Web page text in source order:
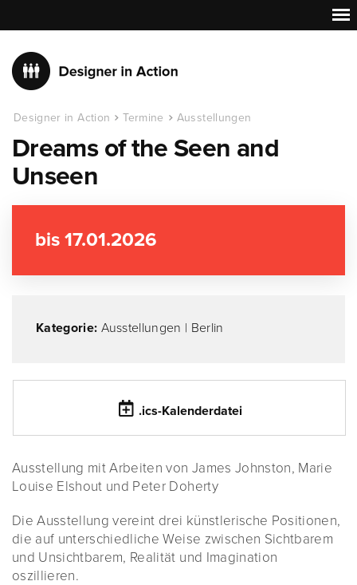
Designer in Action Termine Ausstellungen
Dreams of the Seen and
Unseen
bis 17.01.2026
Kategorie: Ausstellungen | Berlin
.ics-Kalenderdatei
Ausstellung mit Arbeiten von James Johnston, Marie
Louise Elshout und Peter Doherty
Die Ausstellung vereint drei künstlerische Positionen,
die auf unterschiedliche Weise zwischen Sichtbarem
und Unsichtbarem, Realität und Imagination
oszillieren.